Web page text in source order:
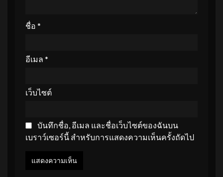
ชื่อ *
อีเมล *
เว็บไซต์
บันทึกชื่อ, อีเมล และชื่อเว็บไซต์ของฉันบน
เบราว์เซอร์นี้ สำหรับการแสดงความเห็นครั้งถัดไป